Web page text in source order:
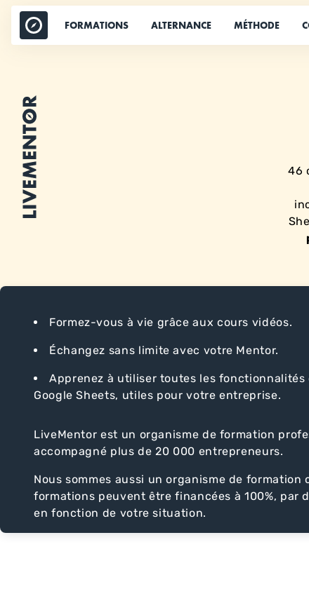
Aller
contenu
FORMATIONS ALTERNANCE MÉTHODE
46
Formez-vous à vie grâce aux cours vidéos.
Échangez sans limite avec votre Mentor.
Apprenez à utiliser toutes les fonctionnalités
Google Sheets, utiles pour votre entreprise.
LiveMentor est un organisme de formation
accompagné plus de 20 000 entrepreneurs.
Nous sommes aussi un organisme de
formations peuvent être financées à 100%, par
en fonction de votre situation.